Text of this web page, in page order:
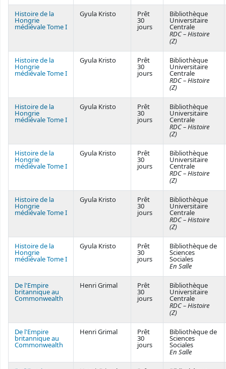
Histoire de la
Hongrie
médiévale Tome I
Gyula Kristo Prêt
30
jours
Bibliothèque
Universitaire
Centrale
RDC – Histoire
(Z)
Histoire de la
Hongrie
médiévale Tome I
Gyula Kristo Prêt
30
jours
Bibliothèque
Universitaire
Centrale
RDC – Histoire
(Z)
Histoire de la
Hongrie
médiévale Tome I
Gyula Kristo Prêt
30
jours
Bibliothèque
Universitaire
Centrale
RDC – Histoire
(Z)
Histoire de la
Hongrie
médiévale Tome I
Gyula Kristo Prêt
30
jours
Bibliothèque
Universitaire
Centrale
RDC – Histoire
(Z)
Histoire de la
Hongrie
médiévale Tome I
Gyula Kristo Prêt
30
jours
Bibliothèque
Universitaire
Centrale
RDC – Histoire
(Z)
Histoire de la
Hongrie
médiévale Tome I
Gyula Kristo Prêt
30
jours
Bibliothèque de
Sciences
Sociales
En Salle
De l'Empire
britannique au
Commonwealth
Henri Grimal Prêt
30
jours
Bibliothèque
Universitaire
Centrale
RDC – Histoire
(Z)
De l'Empire
britannique au
Commonwealth
Henri Grimal Prêt
30
jours
Bibliothèque de
Sciences
Sociales
En Salle